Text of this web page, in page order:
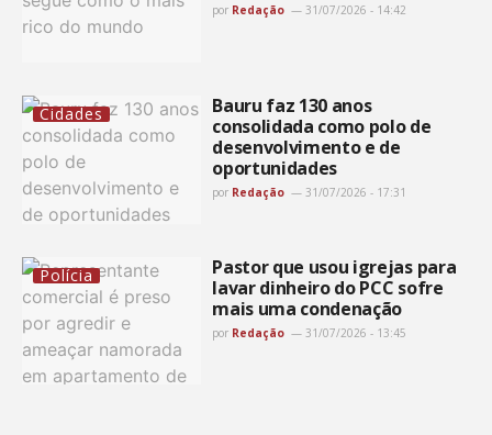
por Redação 31/07/2026 - 14:42
Cidades
Bauru faz 130 anos
consolidada como polo de
desenvolvimento e de
oportunidades
por Redação 31/07/2026 - 17:31
Polícia
Pastor que usou igrejas para
lavar dinheiro do PCC sofre
mais uma condenação
por Redação 31/07/2026 - 13:45